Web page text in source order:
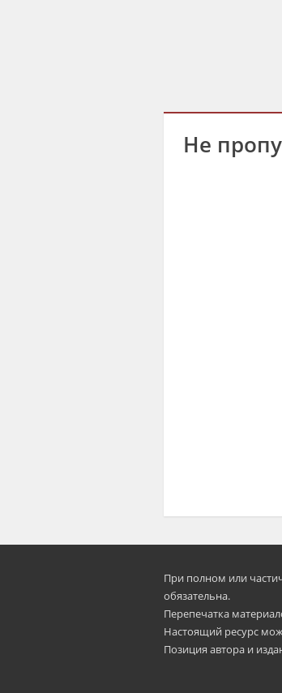
Не
При полном или
oбязательна.
Перепечатка
Настоящий ресурс
Позиция автора и